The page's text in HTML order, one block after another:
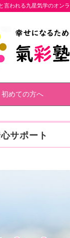
言われる九星気学のオン
初めての方へ
サポート